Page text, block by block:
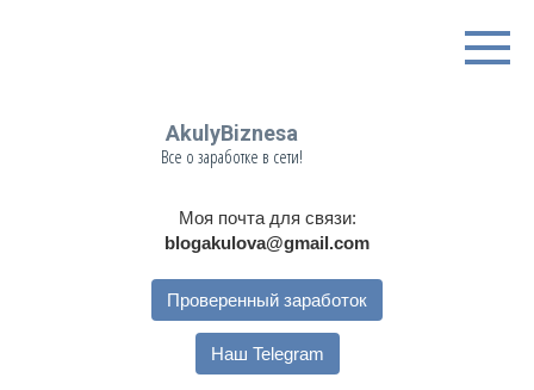
AkulyBiznesa
Все о заработке в сети!
Моя почта для связи:
blogakulova@gmail.com
Проверенный заработок
Наш Telegram